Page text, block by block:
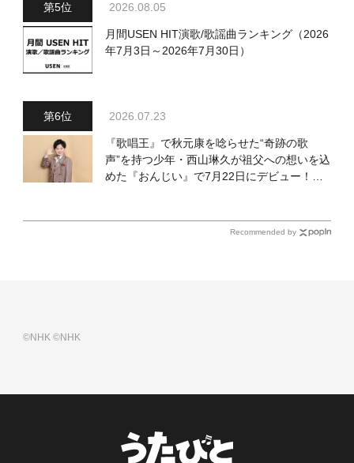
2026.08.05
月間USEN HIT演歌/歌謡曲ランキング（2026
年7月3日～2026年7月30日）
2026.07.23
『歌唱王』で秋元康を唸らせた“奇跡の歌
声”を持つ少年・西山琳久が祖父への想いを込
めた『おんじい』で7月22日にデビュー！
Recommended by
©NHK©NHK